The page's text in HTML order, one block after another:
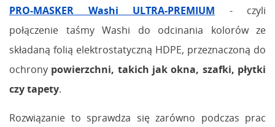
PRO-MASKER Washi ULTRA-PREMIUM - czyli
połączenie taśmy Washi do odcinania kolorów ze
składaną folią elektrostatyczną HDPE, przeznaczoną do
ochrony powierzchni, takich jak okna, szafki, płytki
czy tapety.
Rozwiązanie to sprawdza się zarówno podczas prac